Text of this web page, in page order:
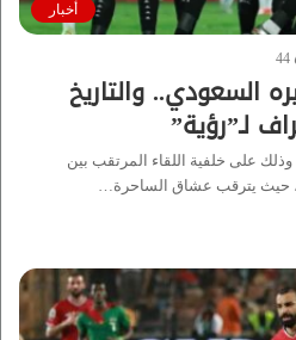
أخبار
44
السعودي.. والتاريخ
لـ”رؤية”
على خلفية اللقاء المرتقب بين
حيث يترقب عشاق الساحرة…